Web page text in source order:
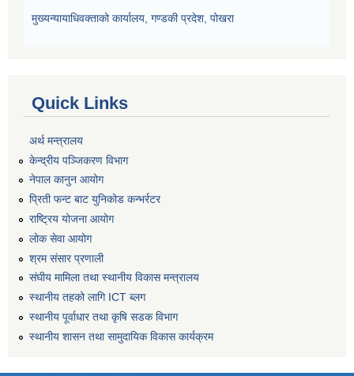
मुख्यन्यायाधिवक्ताको कार्यालय, गण्डकी प्रदेश, पोखरा
Quick Links
अर्थ मन्त्रालय
केन्द्रीय पञ्जिकरण विभाग
नेपाल कानुन आयोग
प्रिती फन्ट बाट युनिकोड कन्भर्रटर
राष्ट्रिय योजना आयोग
लोक सेवा आयोग
श्रम संसार प्रणाली
संघीय मामिला तथा स्थानीय विकास मन्त्रालय
स्थानीय तहको लागि ICT ब्लग
स्थानीय पूर्वाधार तथा कृषि सडक विभाग
स्थानीय शासन तथा सामुदायिक विकास कार्यक्रम